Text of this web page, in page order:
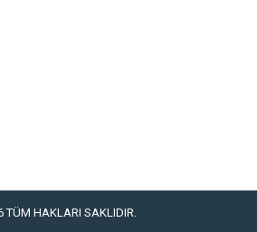
TÜM HAKLARI SAKLIDIR.